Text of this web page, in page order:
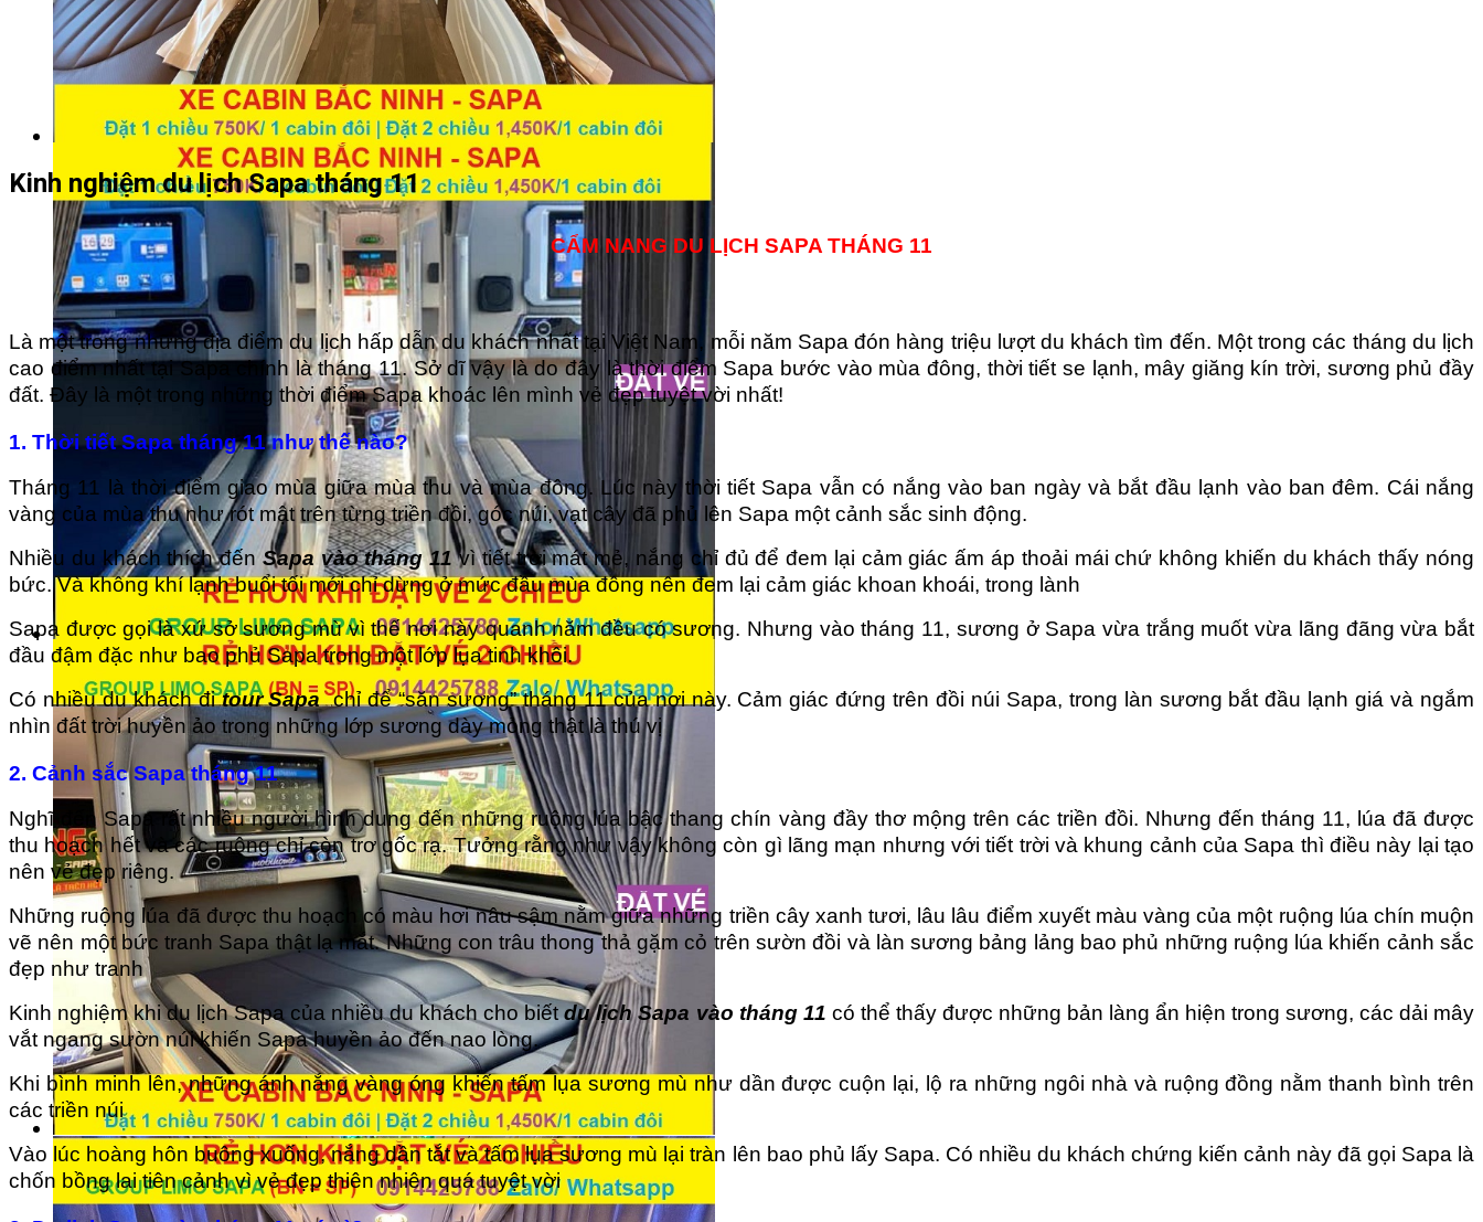
Kinh nghiệm du lịch Sapa tháng 11
CẨM NANG DU LỊCH SAPA THÁNG 11
Là một trong những địa điểm du lịch hấp dẫn du khách nhất tại Việt Nam, mỗi năm Sapa đón hàng triệu lượt du khách tìm đến. Một trong các tháng du lịch
cao điểm nhất tại Sapa chính là tháng 11. Sở dĩ vậy là do đây là thời điểm Sapa bước vào mùa đông, thời tiết se lạnh, mây giăng kín trời, sương phủ đầy
đất. Đây là một trong những thời điểm Sapa khoác lên mình vẻ đẹp tuyệt vời nhất!
1. Thời tiết Sapa tháng 11 như thế nào?
Tháng 11 là thời điểm giao mùa giữa mùa thu và mùa đông. Lúc này thời tiết Sapa vẫn có nắng vào ban ngày và bắt đầu lạnh vào ban đêm. Cái nắng
vàng của mùa thu như rót mật trên từng triền đồi, góc núi, vạt cây đã phủ lên Sapa một cảnh sắc sinh động.
Nhiều du khách thích đếnSapa vào tháng 11vì tiết trời mát mẻ, nắng chỉ đủ để đem lại cảm giác ấm áp thoải mái chứ không khiến du khách thấy nóng
bức. Và không khí lạnh buổi tối mới chỉ dừng ở mức đầu mùa đông nên đem lại cảm giác khoan khoái, trong lành
Sapa được gọi là xứ sở sương mù vì thế nơi này quanh năm đều có sương. Nhưng vào tháng 11, sương ở Sapa vừa trắng muốt vừa lãng đãng vừa bắt
đầu đậm đặc như bao phủ Sapa trong một lớp lụa tinh khôi.
Có nhiều du khách đitour Sapachỉ để “săn sương” tháng 11 của nơi này. Cảm giác đứng trên đồi núi Sapa, trong làn sương bắt đầu lạnh giá và ngắm
nhìn đất trời huyền ảo trong những lớp sương dày mỏng thật là thú vị
2. Cảnh sắc Sapa tháng 11
Nghĩ đến Sapa rất nhiều người hình dung đến những ruộng lúa bậc thang chín vàng đầy thơ mộng trên các triền đồi. Nhưng đến tháng 11, lúa đã được
thu hoạch hết và các ruộng chỉ còn trơ gốc rạ. Tưởng rằng như vậy không còn gì lãng mạn nhưng với tiết trời và khung cảnh của Sapa thì điều này lại tạo
nên vẻ đẹp riêng.
Những ruộng lúa đã được thu hoạch có màu hơi nâu sậm nằm giữa những triền cây xanh tươi, lâu lâu điểm xuyết màu vàng của một ruộng lúa chín muộn
vẽ nên một bức tranh Sapa thật lạ mắt. Những con trâu thong thả gặm cỏ trên sườn đồi và làn sương bảng lảng bao phủ những ruộng lúa khiến cảnh sắc
đẹp như tranh
Kinh nghiệm khi du lịch Sapa của nhiều du khách cho biếtdu lịch Sapa vào tháng 11 có thể thấy được những bản làng ẩn hiện trong sương, các dải mây
vắt ngang sườn núi khiến Sapa huyền ảo đến nao lòng.
Khi bình minh lên, những ánh nắng vàng óng khiến tấm lụa sương mù như dần được cuộn lại, lộ ra những ngôi nhà và ruộng đồng nằm thanh bình trên
các triền núi
Vào lúc hoàng hôn buông xuống, nắng dần tắt và tấm lụa sương mù lại tràn lên bao phủ lấy Sapa. Có nhiều du khách chứng kiến cảnh này đã gọi Sapa là
chốn bồng lai tiên cảnh vì vẻ đẹp thiên nhiên quá tuyệt vời